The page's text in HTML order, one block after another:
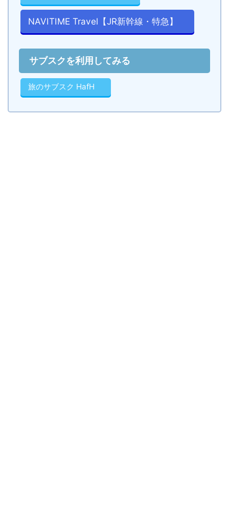
NAVITIME Travel【JR新幹線・特急】
サブスクを利用してみる
旅のサブスク HafH